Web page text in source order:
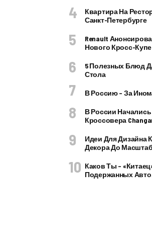
Квартира На
Санкт-Петербурге
Renault
Нового Кросс-Купе
5 Полезных Блюд
Стола
В Россию – За
В России
Кроссовера
Идеи Для Дизайна
Декора До
Каков Ты –
Подержанных